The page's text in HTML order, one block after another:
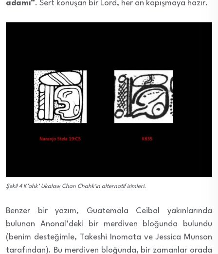
adamı”. Sert konuşan bir Lord, her an kapışmaya hazır.
Şekil 4 K’ahk’ Ukalaw Chan Chahk’ın alternatif isimleri.
Benzer bir yazım, Guatemala Ceibal yakınlarında
bulunan Anonal’deki bir merdiven bloğunda bulundu
(benim desteğimle, Takeshi Inomata ve Jessica Munson
tarafından). Bu merdiven bloğunda, bir zamanlar orada